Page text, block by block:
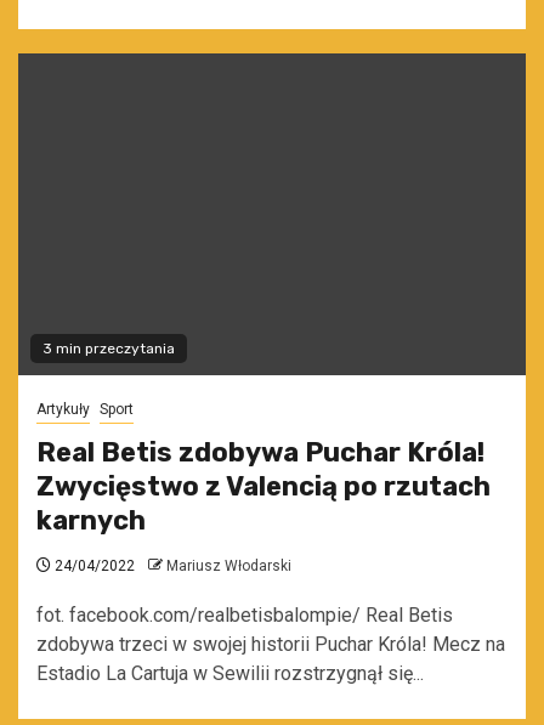
3 min przeczytania
Artykuły Sport
Real Betis zdobywa Puchar Króla!
Zwycięstwo z Valencią po rzutach
karnych
24/04/2022 Mariusz Włodarski
fot. facebook.com/realbetisbalompie/ Real Betis
zdobywa trzeci w swojej historii Puchar Króla! Mecz na
Estadio La Cartuja w Sewilii rozstrzygnął się...